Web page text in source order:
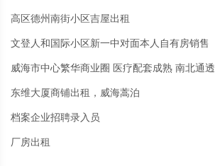
高区德州南街小区吉屋出租
文登人和国际小区新一中对面本人自有房销售
威海市中心繁华商业圈 医疗配套成熟 南北通透
东维大厦商铺出租，威海蒿泊
档案企业招聘录入员
厂房出租